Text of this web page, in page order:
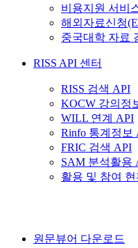
비용지원 서비
해외자료신청
중국대학 자료
RISS API 센터
RISS 검색 API
KOCW 강의정
WILL 연계 API
Rinfo 통계정보
FRIC 검색 API
SAM 분석활용
활용 및 참여
원문뷰어 다운로드